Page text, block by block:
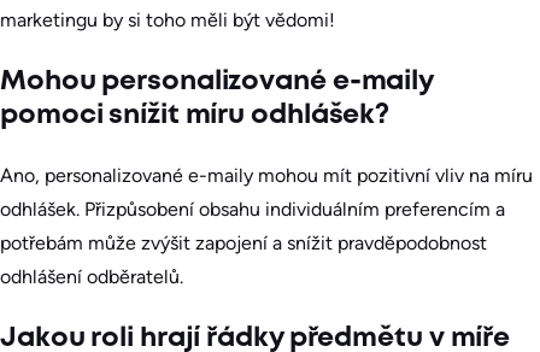
marketingu by si toho měli být vědomi!
Mohou personalizované e-maily
pomoci snížit míru odhlášek?
Ano, personalizované e-maily mohou mít pozitivní vliv na míru
odhlášek. Přizpůsobení obsahu individuálním preferencím a
potřebám může zvýšit zapojení a snížit pravděpodobnost
odhlášení odběratelů.
Jakou roli hrají řádky předmětu v míře